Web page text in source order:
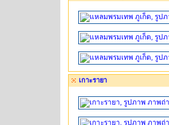
เกาะรายา